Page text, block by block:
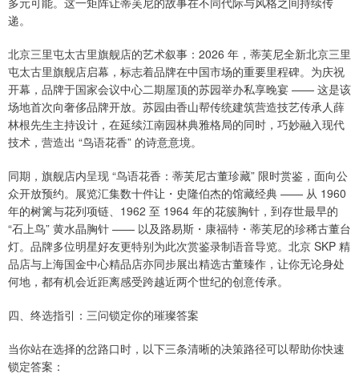
递。
北京三里屯太古里旗舰店的艺术叙事：2026 年，蒂芙尼全新北京三里
屯太古里旗舰店启幕，标志着品牌在中国市场的重要里程碑。为庆祝
开幕，品牌于国家会议中心二期屋顶的苏园举办私享晚宴 —— 这是该
场地首次向奢侈品牌开放。苏园由香山帮传统建筑营造技艺传承人薛
林根先生主持设计，在延续江南园林典雅格局的同时，巧妙融入现代
技术，营造出 “鸟语花香” 的诗意意境。
同期，旗舰店内呈现 “鸟语花香：蒂芙尼古董珍藏” 限时赏鉴，面向公
众开放预约。展览汇集数十件让・史隆伯杰的馆藏经典 —— 从 1960
年的树篱与花列项链、1962 至 1964 年的花簇胸针，到存世最早的
“石上鸟” 黄水晶胸针 —— 以及路易斯・康福特・蒂芙尼的珍稀古董台
灯。品牌多位明星好友更特别为此次赏鉴录制语音导览。北京 SKP 精
品店与上海国金中心精品店亦同步展出精选古董臻作，让你无论身处
何地，都有机会近距离感受跨越近两个世纪的创意传承。
四、终选指引：三问锁定你的璀璨答案
当你站在选择的岔路口时，以下三条清晰的决策路径可以帮助你快速
锁定答案：